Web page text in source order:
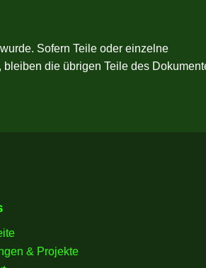
Sofern Teile oder einzelne
die übrigen Teile des
& Projekte